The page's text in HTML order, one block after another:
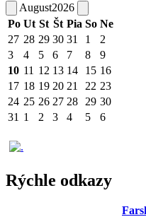
August2026
Po Ut St Št Pia So Ne
27 28 29 30 31 1
2
3
4 5 6 7 8
9
10 11 12 13 14 15 16
17 18 19 20 21 22 23
24 25 26 27 28 29 30
31 1 2 3 4 5 6
Rýchle odkazy